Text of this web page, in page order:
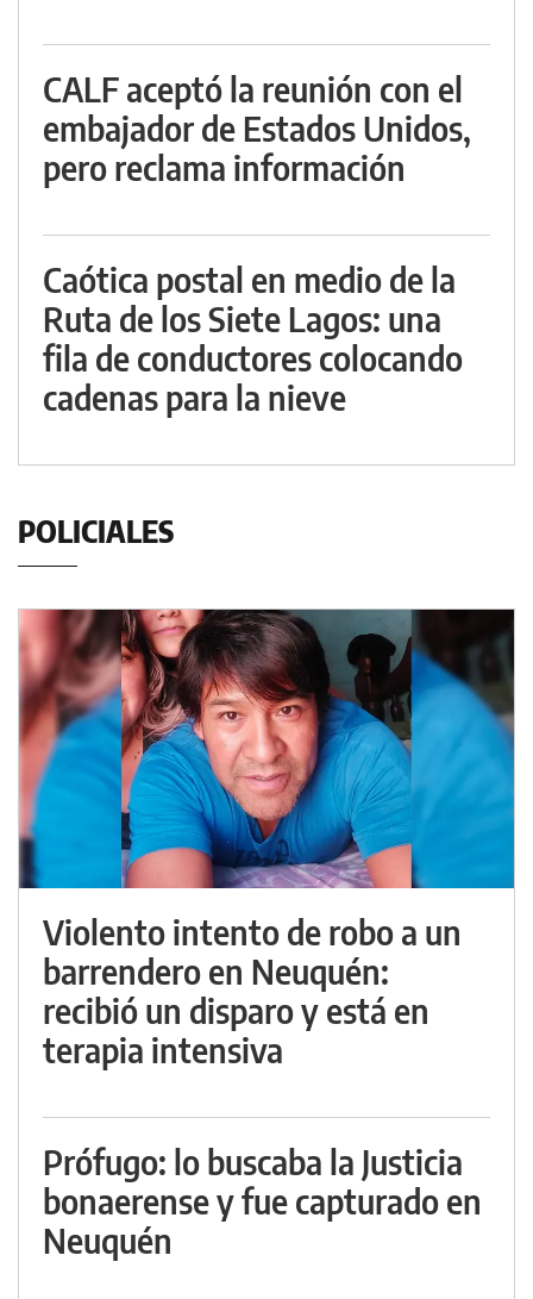
CALF aceptó la reunión con el
embajador de Estados Unidos,
pero reclama información
Caótica postal en medio de la
Ruta de los Siete Lagos: una
fila de conductores colocando
cadenas para la nieve
POLICIALES
Violento intento de robo a un
barrendero en Neuquén:
recibió un disparo y está en
terapia intensiva
Prófugo: lo buscaba la Justicia
bonaerense y fue capturado en
Neuquén